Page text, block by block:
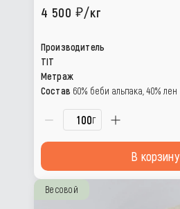
4 500
/кг
Производитель
TIT
Метраж
Состав 60% беби альпака, 40% лен
г
В корзину
Весовой